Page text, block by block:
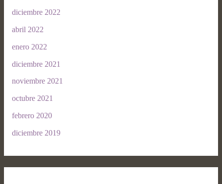
diciembre 2022
abril 2022
enero 2022
diciembre 2021
noviembre 2021
octubre 2021
febrero 2020
diciembre 2019